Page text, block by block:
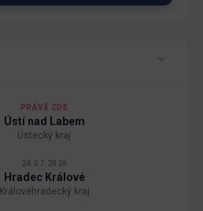
PRÁVĚ ZDE
Ústí nad Labem
Ústecký kraj
24.07.2026
Hradec Králové
Královéhradecký kraj